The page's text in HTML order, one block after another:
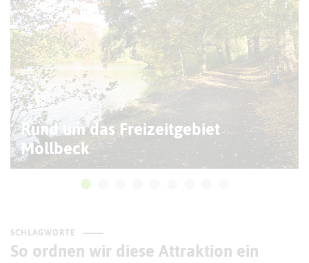
Rund um das Freizeitgebiet
Mollbeck
SCHLAGWORTE
So ordnen wir diese Attraktion ein